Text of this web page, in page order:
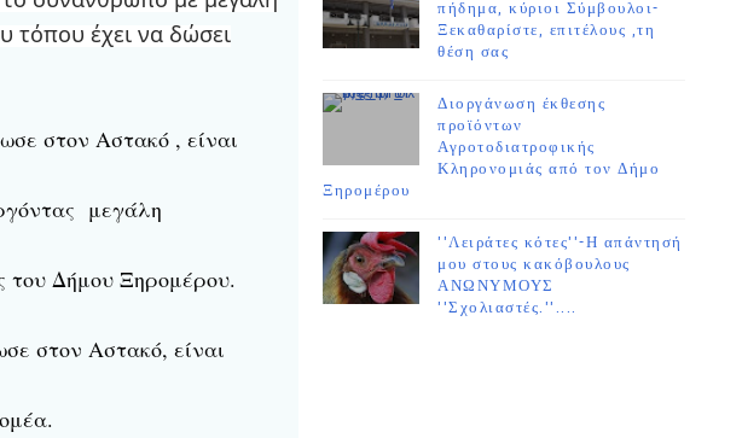
τόπου έχει να δώσει
στον Αστακό , είναι
μεγάλη
του Δήμου Ξηρομέρου.
στον Αστακό, είναι
πήδημα, κύριοι Σύμβουλοι-
Ξεκαθαρίστε, επιτέλους ,τη
θέση σας
Διοργάνωση έκθεσης
προϊόντων
Αγροτοδιατροφικής
Κληρονομιάς από τον Δήμο
Ξηρομέρου
''Λειράτες κότες''-Η απάντησή
μου στους κακόβουλους
ΑΝΩΝΥΜΟΥΣ
''Σχολιαστές.''....